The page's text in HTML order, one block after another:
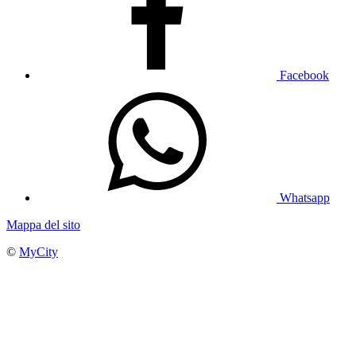
Facebook
Whatsapp
Mappa del sito
© MyCity